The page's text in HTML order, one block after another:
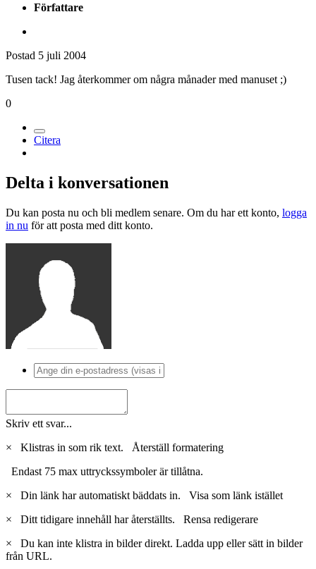
Författare
Postad 5 juli 2004
Tusen tack! Jag återkommer om några månader med manuset ;)
0
Citera
Delta i konversationen
Du kan posta nu och bli medlem senare. Om du har ett konto, logga
in nu för att posta med ditt konto.
Skriv ett svar...
×
Klistras in som rik text. Återställ formatering
Endast 75 max uttryckssymboler är tillåtna.
×
Din länk har automatiskt bäddats in. Visa som länk istället
×
Ditt tidigare innehåll har återställts. Rensa redigerare
×
Du kan inte klistra in bilder direkt. Ladda upp eller sätt in bilder
från URL.